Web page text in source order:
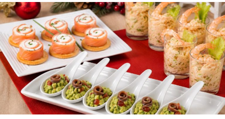
Entrantes
de
Navidad
con
salmón,
aguacate
y
langostinos